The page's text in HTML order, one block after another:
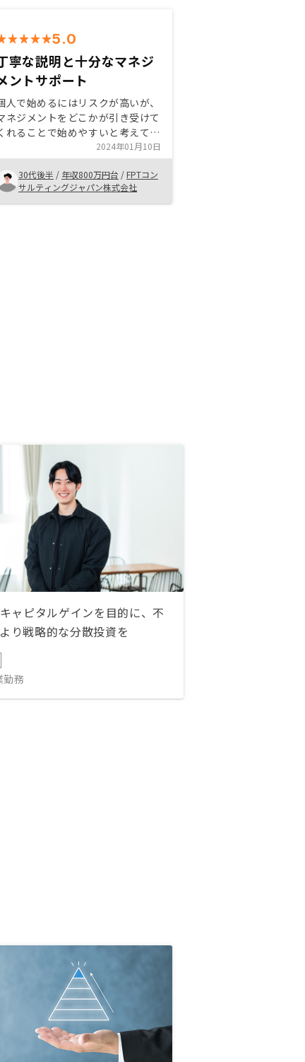
5.0
寧な説明と十分なマネジ
ントサポート
人で始めるにはリスクが高いが、
ネジメントをどこかが引き受けて
れることで始めやすいと考えてい
た。プラン等について十分に説明を
こなってくれた上で、その内容で
あれば自身でも始められると感じら
たため、RENOSY経由で不動産投
を始めることにした。
2024年01月10日
30代後半 / 年収800万円台 /FPTコン
サルティングジャパン株式会社
ャピタルゲインを目的に、不
り戦略的な分散投資を
務